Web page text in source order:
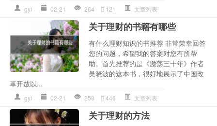
gyl 02-21 264 121 文章列表
关于理财的书籍有哪些
有什么理财知识的书推荐 非常荣幸回答
您的问题，希望我的答案对您有所帮
助。首先推荐的是《激荡三十年》作者
吴晓波的这本书，很好地展示了中国改
革开放以...
gyl 02-21 258 446 文章列表
关于理财的方法